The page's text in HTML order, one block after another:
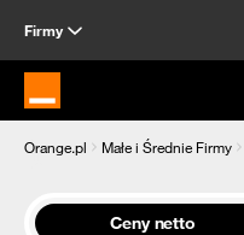
Firmy
Strona główna Orange.pl
Orange.pl Małe i Średnie Firmy
Ceny netto